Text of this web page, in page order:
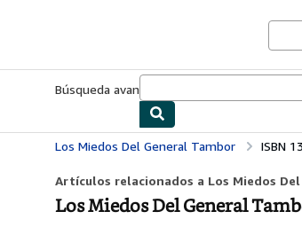
Búsqueda avanzada
Los Miedos Del General Tambor ISBN
Artículos relacionados a Los Miedos
Los Miedos Del General